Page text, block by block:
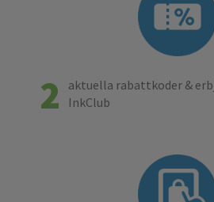
2
aktuella rabattkoder &
InkClub